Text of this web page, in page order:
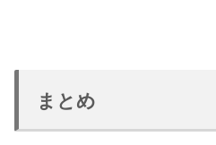
まとめ